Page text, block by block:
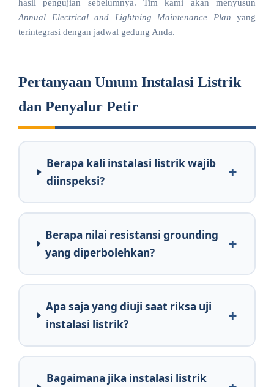
hasil pengujian sebelumnya. Tim kami akan menyusun
Annual Electrical and Lightning Maintenance Plan yang
terintegrasi dengan jadwal gedung Anda.
Pertanyaan Umum Instalasi Listrik
dan Penyalur Petir
Berapa kali instalasi listrik wajib
diinspeksi?
Berapa nilai resistansi grounding
yang diperbolehkan?
Apa saja yang diuji saat riksa uji
instalasi listrik?
Bagaimana jika instalasi listrik